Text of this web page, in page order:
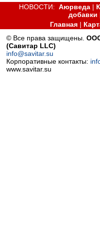
НОВОСТИ:Аюрведа |
добавки
Главная|
© Все права защищены.
(Савитар LLC)
info@savitar.su
Корпоративные контакты:
www.savitar.su